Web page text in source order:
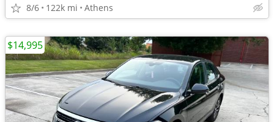
8/6 122k mi Athens
$14,995